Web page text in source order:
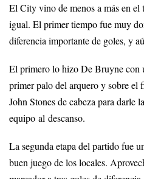
El City vino de menos a más en
igual. El primer tiempo fue muy
diferencia importante de goles, y
El primero lo hizo De Bruyne con
primer palo del arquero y sobre el
John Stones de cabeza para darle
equipo al descanso.
La segunda etapa del partido fue
buen juego de los locales.